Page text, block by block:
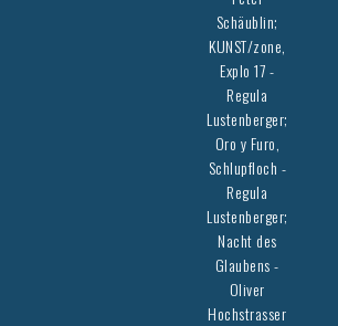
Schäublin;
KUNST/zone,
Explo 17 -
Regula
Lustenberger;
Oro y Furo,
Schlupfloch -
Regula
Lustenberger;
Nacht des
Glaubens -
Oliver
Hochstrasser